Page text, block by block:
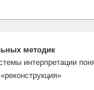
методик
интерпретации